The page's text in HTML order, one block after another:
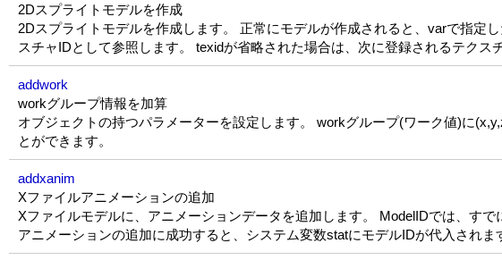
2Dスプライトモデルを作成
2Dスプライトモデルを作成します。 正常にモデルが作成されると、varで指定
スチャIDとして参照します。 texidが省略された場合は、次に登録されるテクス
addwork
workグループ情報を加算
オブジェクトの持つパラメーターを設定します。 workグループ(ワーク値)に
とができます。
addxanim
Xファイルアニメーションの追加
Xファイルモデルに、アニメーションデータを追加します。 ModelIDでは、す
アニメーションの追加に成功すると、システム変数statにモデルIDが代入されま